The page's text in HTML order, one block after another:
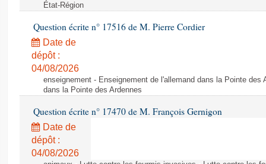
État-Région
Question écrite n° 17516 de M. Pierre Cordier
Date de
dépôt :
04/08/2026
enseignement - Enseignement de l'allemand dans la Pointe des
dans la Pointe des Ardennes
Question écrite n° 17470 de M. François Gernigon
Date de
dépôt :
04/08/2026